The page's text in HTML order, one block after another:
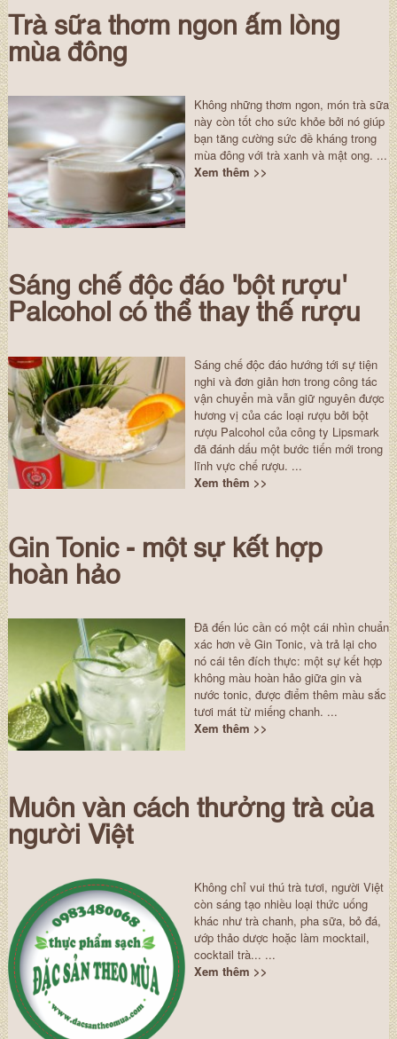
Trà sữa thơm ngon ấm lòng
mùa đông
Không những thơm ngon, món trà sữa
này còn tốt cho sức khỏe bởi nó giúp
bạn tăng cường sức đề kháng trong
mùa đông với trà xanh và mật ong. ...
Xem thêm >>
Sáng chế độc đáo 'bột rượu'
Palcohol có thể thay thế rượu
Sáng chế độc đáo hướng tới sự tiện
nghi và đơn giản hơn trong công tác
vận chuyển mà vẫn giữ nguyên được
hương vị của các loại rượu bởi bột
rượu Palcohol của công ty Lipsmark
đã đánh dấu một bước tiến mới trong
lĩnh vực chế rượu. ...
Xem thêm >>
Gin Tonic - một sự kết hợp
hoàn hảo
Đã đến lúc cần có một cái nhìn chuẩn
xác hơn về Gin Tonic, và trả lại cho
nó cái tên đích thực: một sự kết hợp
không màu hoàn hảo giữa gin và
nước tonic, được điểm thêm màu sắc
tươi mát từ miếng chanh. ...
Xem thêm >>
Muôn vàn cách thưởng trà của
người Việt
Không chỉ vui thú trà tươi, người Việt
còn sáng tạo nhiều loại thức uống
khác như trà chanh, pha sữa, bỏ đá,
ướp thảo dược hoặc làm mocktail,
cocktail trà... ...
Xem thêm >>